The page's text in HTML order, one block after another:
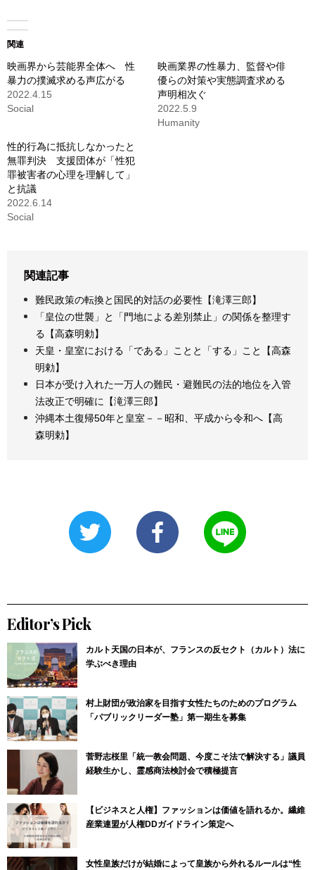
関連
映画界から芸能界全体へ 性
暴力の撲滅求める声広がる
2022.4.15
Social
映画業界の性暴力、監督や俳
優らの対策や実態調査求める
声明相次ぐ
2022.5.9
Humanity
性的行為に抵抗しなかったと
無罪判決 支援団体が「性犯
罪被害者の心理を理解して」
と抗議
2022.6.14
Social
関連記事
難民政策の転換と国民的対話の必要性【滝澤三郎】
「皇位の世襲」と「門地による差別禁止」の関係を整理す
る【高森明勅】
天皇・皇室における「である」ことと「する」こと【高森
明勅】
日本が受け入れた一万人の難民・避難民の法的地位を入管
法改正で明確に【滝澤三郎】
沖縄本土復帰50年と皇室－－昭和、平成から令和へ【高
森明勅】
Editor’s Pick
カルト天国の日本が、フランスの反セクト（カルト）法に
学ぶべき理由
村上財団が政治家を目指す女性たちのためのプログラム
「パブリックリーダー塾」第一期生を募集
菅野志桜里「統一教会問題、今度こそ法で解決する」議員
経験生かし、霊感商法検討会で積極提言
【ビジネスと人権】ファッションは価値を語れるか。繊維
産業連盟が人権DDガイドライン策定へ
女性皇族だけが結婚によって皇族から外れるルールは“性